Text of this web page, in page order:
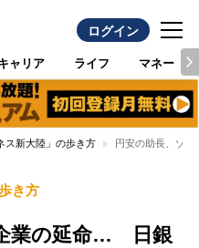
ログイン
ャリア ライフ マネー
ス新大陸」の歩き方 円安の助長、ゾ
き方
業の延命… 日銀